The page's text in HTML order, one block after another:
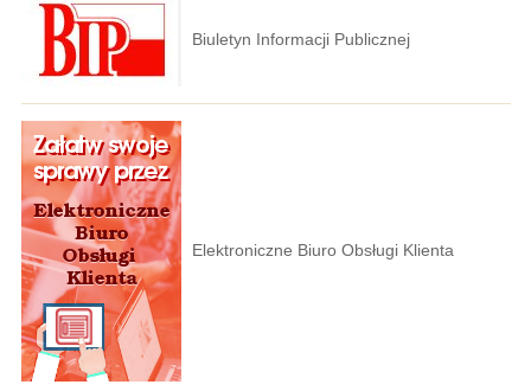
Biuletyn Informacji Publicznej
Elektroniczne Biuro Obsługi Klienta